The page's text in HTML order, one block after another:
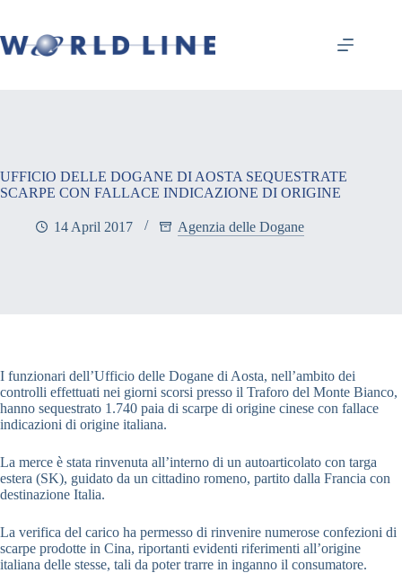
UFFICIO DELLE DOGANE DI AOSTA SEQUESTRATE
SCARPE CON FALLACE INDICAZIONE DI ORIGINE
14 April 2017 Agenzia delle Dogane
I funzionari dell’Ufficio delle Dogane di Aosta, nell’ambito dei
controlli effettuati nei giorni scorsi presso il Traforo del Monte Bianco,
hanno sequestrato 1.740 paia di scarpe di origine cinese con fallace
indicazioni di origine italiana.
La merce è stata rinvenuta all’interno di un autoarticolato con targa
estera (SK), guidato da un cittadino romeno, partito dalla Francia con
destinazione Italia.
La verifica del carico ha permesso di rinvenire numerose confezioni di
scarpe prodotte in Cina, riportanti evidenti riferimenti all’origine
italiana delle stesse, tali da poter trarre in inganno il consumatore.